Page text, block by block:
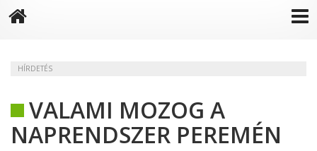
HÍRDETÉS
VALAMI MOZOG A
NAPRENDSZER PEREMÉN